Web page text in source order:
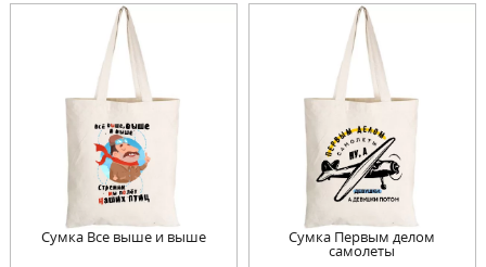
Сумка Все выше и выше Сумка Первым делом
самолеты